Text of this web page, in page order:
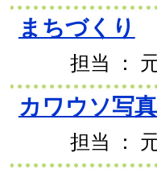
まちづくり
担当 ：
カワウソ写
担当 ：